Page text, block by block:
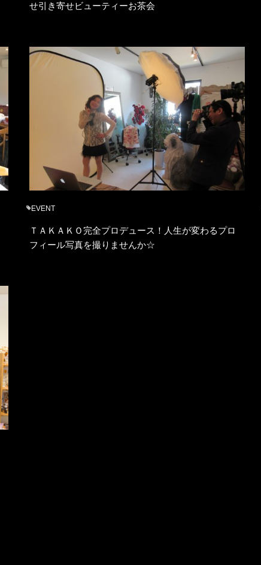
せ引き寄せビューティーお茶会
EVENT
ＴＡＫＡＫＯ完全プロデュース！人生が変わるプロ
フィール写真を撮りませんか☆